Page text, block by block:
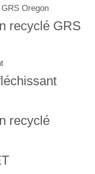
recyclé GRS
recyclé